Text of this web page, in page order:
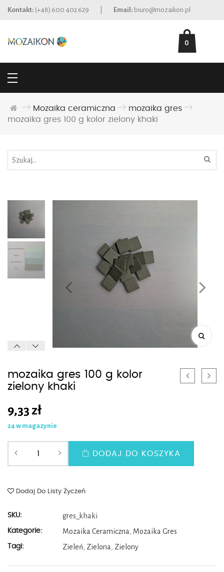
Kontakt: (+48) 600 402 629 Email: biuro@mozaikon.pl
0
Mozaika ceramiczna
mozaika gres
mozaika gres 100 g kolor zielony khaki
mozaika gres 100 g kolor
zielony khaki
9,33 zł
24 w magazynie
DODAJ DO KOSZYKA
Dodaj Do Listy Życzeń
SKU: gres_khaki
Kategorie: Mozaika Ceramiczna , Mozaika Gres
Tagi: Zieleń, Zielona , Zielony